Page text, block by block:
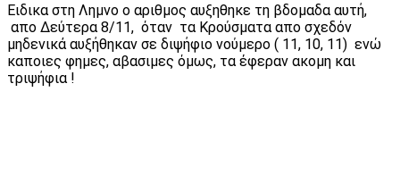
Ειδικα στη Λημνο ο αριθμος αυξηθηκε τη βδομαδα αυτή,
απο Δεύτερα 8/11, όταν τα Κρούσματα απο σχεδόν
μηδενικά αυξήθηκαν σε διψήφιο νούμερο ( 11, 10, 11) ενώ
καποιες φημες, αβασιμες όμως, τα έφεραν ακομη και
τριψήφια !